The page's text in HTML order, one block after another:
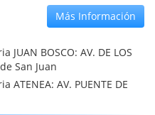
Más Información
BOSCO: AV. DE LOS
San Juan
AV. PUENTE DE